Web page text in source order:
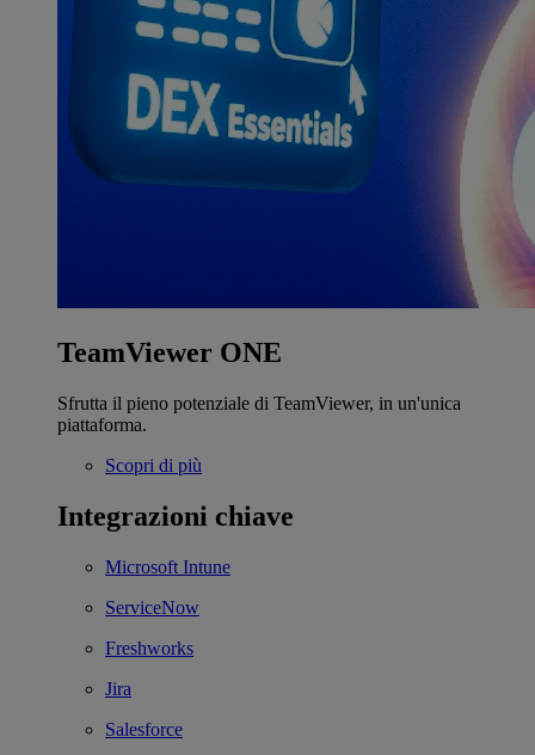
TeamViewer ONE
Sfrutta il pieno potenziale di TeamViewer, in un'unica
piattaforma.
Scopri di più
Integrazioni chiave
Microsoft Intune
ServiceNow
Freshworks
Jira
Salesforce